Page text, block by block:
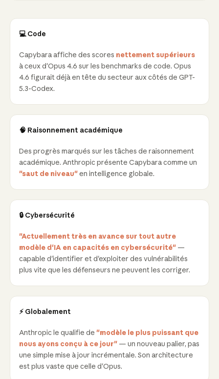
💻 Code
Capybara affiche des scores nettement supérieurs
à ceux d'Opus 4.6 sur les benchmarks de code. Opus
4.6 figurait déjà en tête du secteur aux côtés de GPT-
5.3-Codex.
🧠 Raisonnement académique
Des progrès marqués sur les tâches de raisonnement
académique. Anthropic présente Capybara comme un
"saut de niveau"en intelligence globale.
🔒 Cybersécurité
"Actuellement très en avance sur tout autre
modèle d'IA en capacités en cybersécurité" —
capable d'identifier et d'exploiter des vulnérabilités
plus vite que les défenseurs ne peuvent les corriger.
⚡ Globalement
Anthropic le qualifie de "modèle le plus puissant que
nous ayons conçu à ce jour" — un nouveau palier, pas
une simple mise à jour incrémentale. Son architecture
est plus vaste que celle d'Opus.